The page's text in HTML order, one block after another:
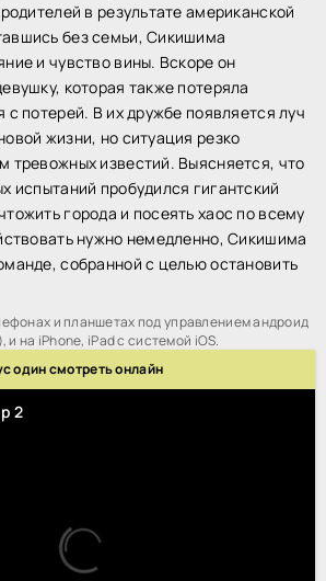
в результате американской
без семьи, Сикишима
и чувство вины. Вскоре он
которая также потеряла
с потерей. В их дружбе появляется луч
жизни, но ситуация резко
тревожных известий. Выясняется, что
испытаний пробудился гигантский
города и посеять хаос по всему
нужно немедленно, Сикишима
собранной с целью остановить
и планшетах под управлением андроид
и на iPhone, iPad с системой iOS.
один смотреть онлайн
2